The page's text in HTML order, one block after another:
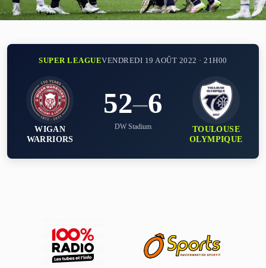
SUPER LEAGUEVENDREDI 19 AOÛT 2022 · 21H00
WIGAN
WARRIORS
52–6
DW Stadium
TOULOUSE
OLYMPIQUE